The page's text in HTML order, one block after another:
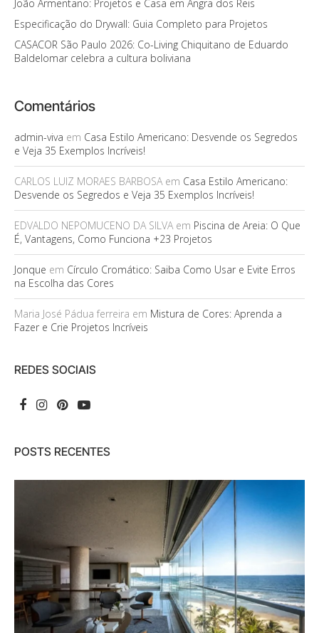
João Armentano: Projetos e Casa em Angra dos Reis
Especificação do Drywall: Guia Completo para Projetos
CASACOR São Paulo 2026: Co-Living Chiquitano de Eduardo
Baldelomar celebra a cultura boliviana
Comentários
admin-viva em Casa Estilo Americano: Desvende os Segredos
e Veja 35 Exemplos Incríveis!
CARLOS LUIZ MORAES BARBOSAem Casa Estilo Americano:
Desvende os Segredos e Veja 35 Exemplos Incríveis!
EDVALDO NEPOMUCENO DA SILVAem Piscina de Areia: O Que
É, Vantagens, Como Funciona +23 Projetos
Jonque em Círculo Cromático: Saiba Como Usar e Evite Erros
na Escolha das Cores
Maria José Pádua ferreira em Mistura de Cores: Aprenda a
Fazer e Crie Projetos Incríveis
REDES SOCIAIS
POSTS RECENTES